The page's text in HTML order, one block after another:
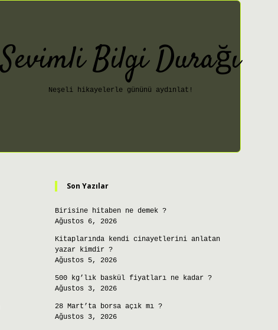
Sevimli Bilgi Durağı
Neşeli hikayelerle gününü aydınlat!
Sidebar
Son Yazılar
Birisine hitaben ne demek ?
Ağustos 6, 2026
Kitaplarında kendi cinayetlerini anlatan
yazar kimdir ?
Ağustos 5, 2026
500 kg’lık baskül fiyatları ne kadar ?
Ağustos 3, 2026
28 Mart’ta borsa açık mı ?
Ağustos 3, 2026